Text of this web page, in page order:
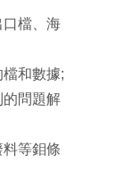
口檔、海
和數據;
的問題解
等鉬條